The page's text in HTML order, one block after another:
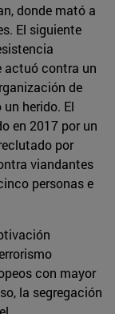
donde mató a
El siguiente
actuó contra un
de
herido. El
en 2017 por un
por
viandantes
personas e
con mayor
la segregación